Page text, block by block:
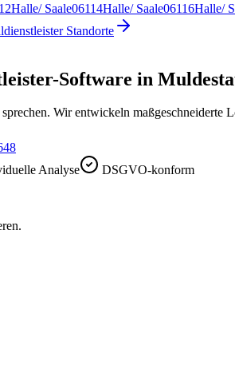
Halle/ Saale06114Halle/ Saale06116Halle/
Standorte
Software in
Wir entwickeln maßgeschneiderte
Analyse DSGVO-konform